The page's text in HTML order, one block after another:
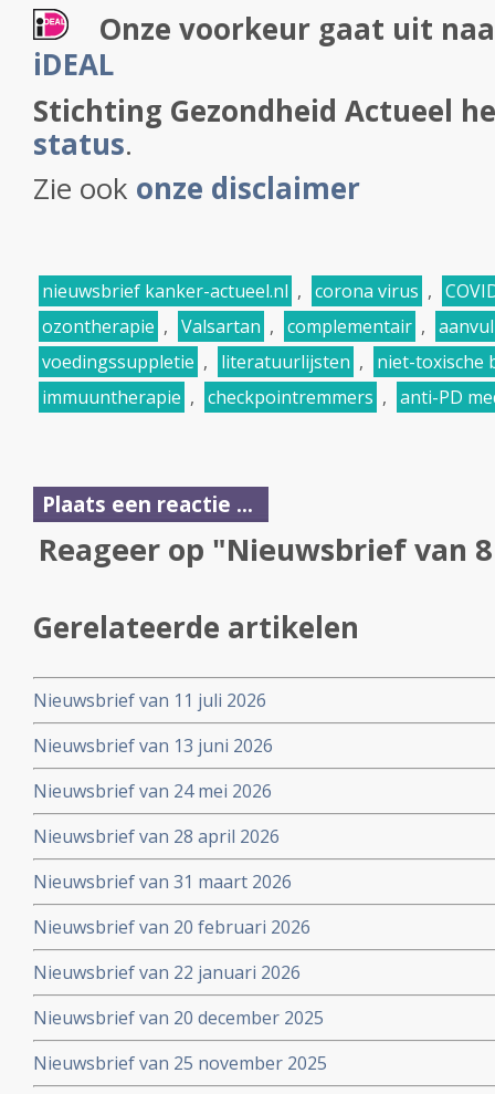
Onze voorkeur gaat uit
iDEAL
Stichting Gezondheid Actueel
status.
Zie ook onze disclaimer
nieuwsbrief kanker-actueel.nl , corona virus ,
ozontherapie , Valsartan , complementair ,
voedingssuppletie , literatuurlijsten ,
niet-toxische
immuuntherapie , checkpointremmers , anti-PD
Plaats een reactie ...
Reageer op "Nieuwsbrief van
Gerelateerde artikelen
Nieuwsbrief van 11 juli 2026
Nieuwsbrief van 13 juni 2026
Nieuwsbrief van 24 mei 2026
Nieuwsbrief van 28 april 2026
Nieuwsbrief van 31 maart 2026
Nieuwsbrief van 20 februari 2026
Nieuwsbrief van 22 januari 2026
Nieuwsbrief van 20 december 2025
Nieuwsbrief van 25 november 2025